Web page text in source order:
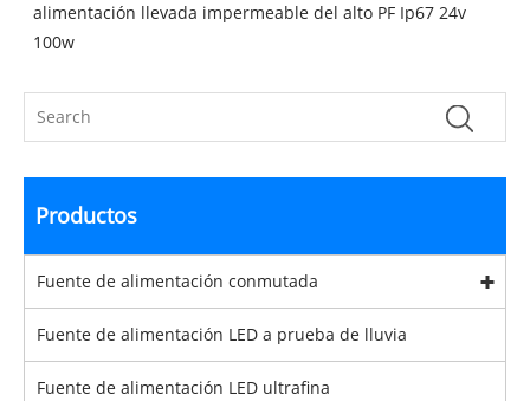
alimentación llevada impermeable del alto PF Ip67 24v
100w
Productos
Fuente de alimentación conmutada
Fuente de alimentación LED a prueba de lluvia
Fuente de alimentación LED ultrafina